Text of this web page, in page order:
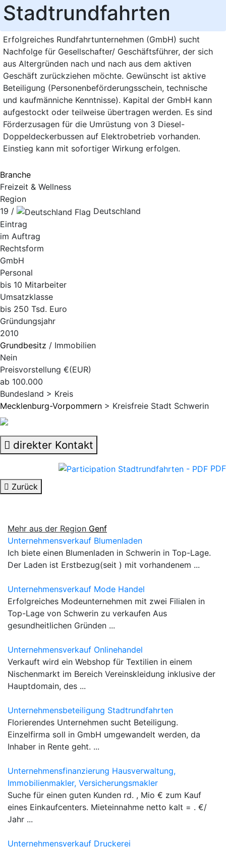
Stadtrundfahrten
Erfolgreiches Rundfahrtunternehmen (GmbH) sucht
Nachfolge für Gesellschafter/ Geschäftsführer, der sich
aus Altergründen nach und nach aus dem aktiven
Geschäft zurückziehen möchte. Gewünscht ist aktive
Beteiligung (Personenbeförderungsschein, technische
und kaufmänniche Kenntnisse). Kapital der GmbH kann
aufgestockt oder teilweise übertragen werden. Es sind
Förderzusagen für die Umrüstung von 3 Diesel-
Doppeldeckerbussen auf Elektrobetrieb vorhanden.
Einstieg kann mit sofortiger Wirkung erfolgen.
Branche
Freizeit & Wellness
Region
19 /
Deutschland
Eintrag
im Auftrag
Rechtsform
GmbH
Personal
bis 10 Mitarbeiter
Umsatzklasse
bis 250 Tsd. Euro
Gründungsjahr
2010
Grundbesitz / Immobilien
Nein
Preisvorstellung €(EUR)
ab 100.000
Bundesland > Kreis
Mecklenburg-Vorpommern > Kreisfreie Stadt Schwerin
direkter Kontakt
PDF
Zurück
Mehr aus der Region Genf
Unternehmensverkauf Blumenladen
Ich biete einen Blumenladen in Schwerin in Top-Lage.
Der Laden ist Erstbezug(seit ) mit vorhandenem ...
Unternehmensverkauf Mode Handel
Erfolgreiches Modeunternehmen mit zwei Filialen in
Top-Lage von Schwerin zu verkaufen Aus
gesundheitlichen Gründen ...
Unternehmensverkauf Onlinehandel
Verkauft wird ein Webshop für Textilien in einem
Nischenmarkt im Bereich Vereinskleidung inklusive der
Hauptdomain, des ...
Unternehmensbeteiligung Stadtrundfahrten
Florierendes Unternehmen sucht Beteiligung.
Einzelfirma soll in GmbH umgewandelt werden, da
Inhaber in Rente geht. ...
Unternehmensfinanzierung Hausverwaltung,
Immobilienmakler, Versicherungsmakler
Suche für einen guten Kunden rd. , Mio € zum Kauf
eines Einkaufcenters. Mieteinnahme netto kalt = . €/
Jahr ...
Unternehmensverkauf Druckerei